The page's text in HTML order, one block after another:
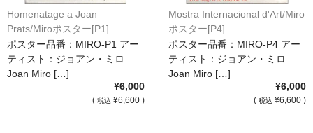
Homenatage a Joan
Prats/Miroポスター[P1]
ポスター品番：MIRO-P1 アー
ティスト：ジョアン・ミロ
Joan Miro […]
¥6,000
( 税込 ¥6,600 )
Mostra Internacional d'Art/Miro
ポスター[P4]
ポスター品番：MIRO-P4 アー
ティスト：ジョアン・ミロ
Joan Miro […]
¥6,000
( 税込 ¥6,600 )